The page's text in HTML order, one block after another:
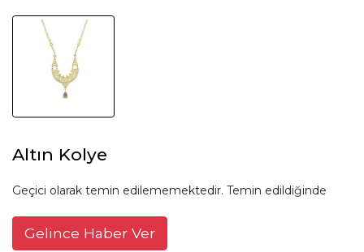
Altın Kolye
Geçici olarak temin edilememektedir. Temin edildiğinde
Gelince Haber Ver